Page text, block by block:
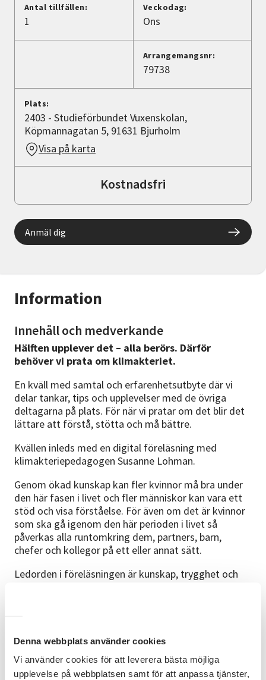
Denna webbplats använder cookies
Vi använder cookies för att leverera bästa möjliga
upplevelse på webbplatsen samt för att anpassa tjänster,
Information
Innehåll och medverkande
Hälften upplever det – alla berörs. Därför
behöver vi prata om klimakteriet.
En kväll med samtal och erfarenhetsutbyte där vi
delar tankar, tips och upplevelser med de övriga
deltagarna på plats. För när vi pratar om det blir det
lättare att förstå, stötta och må bättre.
Kvällen inleds med en digital föreläsning med
klimakteriepedagogen Susanne Lohman.
Genom ökad kunskap kan fler kvinnor må bra under
den här fasen i livet och fler människor kan vara ett
stöd och visa förståelse. För även om det är kvinnor
som ska gå igenom den här perioden i livet så
påverkas alla runtomkring dem, partners, barn,
chefer och kollegor på ett eller annat sätt.
Ledorden i föreläsningen är kunskap, trygghet och
Bra att veta
Det är kostnadsfritt att delta på plats hos SV
Bjurholm.
Antal tillfällen:
1
Veckodag:
Ons
Arrangemangsnr:
79738
Plats:
2403 - Studieförbundet Vuxenskolan,
Köpmannagatan 5, 91631 Bjurholm
Visa på karta
Kostnadsfri
Anmäl dig